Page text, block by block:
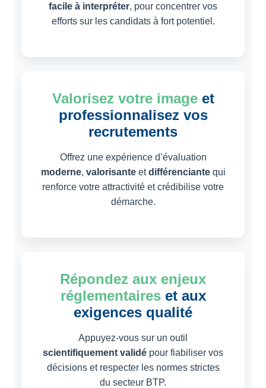
facile à interpréter, pour concentrer vos
efforts sur les candidats à fort potentiel.
Valorisez votre imageet
professionnalisez vos
recrutements
Offrez une expérience d’évaluation
moderne, valorisanteetdifférenciantequi
renforce votre attractivité et crédibilise votre
démarche.
Répondez aux enjeux
réglementaireset aux
exigences qualité
Appuyez-vous sur un outil
scientifiquement validé pour fiabiliser vos
décisions et respecter les normes strictes
du secteur BTP.